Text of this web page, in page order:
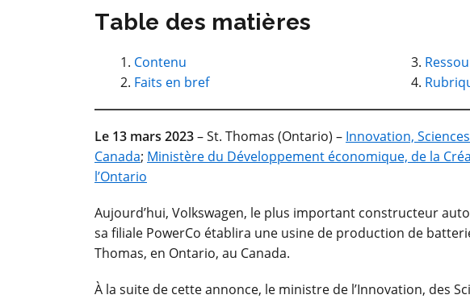
Table des matières
Contenu
Faits en bref
Le 13 mars 2023– St. Thomas (Ontario) – Innovation,
Canada; Ministère du Développement économique, de la
l’Ontario
Aujourd’hui, Volkswagen, le plus important constructeur
sa filiale PowerCo établira une usine de production de
Thomas, en Ontario, au Canada.
À la suite de cette annonce, le ministre de l’Innovation, des